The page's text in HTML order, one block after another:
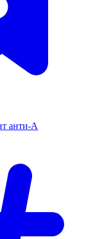
анти-А